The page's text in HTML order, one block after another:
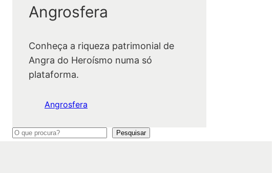
Angrosfera
Conheça a riqueza patrimonial de
Angra do Heroísmo numa só
plataforma.
Angrosfera
P
Pesquisar